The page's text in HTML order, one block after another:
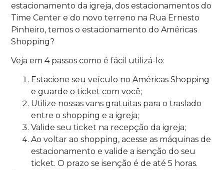
estacionamento da igreja, dos estacionamentos do
Time Center e do novo terreno na Rua Ernesto
Pinheiro, temos o estacionamento do Américas
Shopping?
Veja em 4 passos como é fácil utilizá-lo:
Estacione seu veículo no Américas Shopping
e guarde o ticket com você;
Utilize nossas vans gratuitas para o traslado
entre o shopping e a igreja;
Valide seu ticket na recepção da igreja;
Ao voltar ao shopping, acesse as máquinas de
estacionamento e valide a isenção do seu
ticket. O prazo se isenção é de até 5 horas.